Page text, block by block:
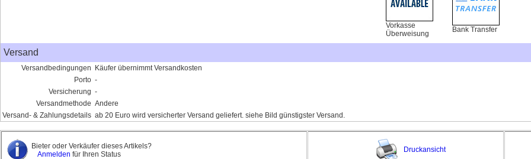
Vorkasse
Überweisung
Bank Transfer
Versand
Versandbedingungen
Käufer übernimmt Versandkosten
Porto -
Versicherung -
Versandmethode Andere
Versand- & Zahlungsdetails ab 20 Euro wird versicherter Versand geliefert. siehe Bild günstigster Versand.
Bieter oder Verkäufer dieses Artikels?
Anmelden für Ihren Status
Druckansicht